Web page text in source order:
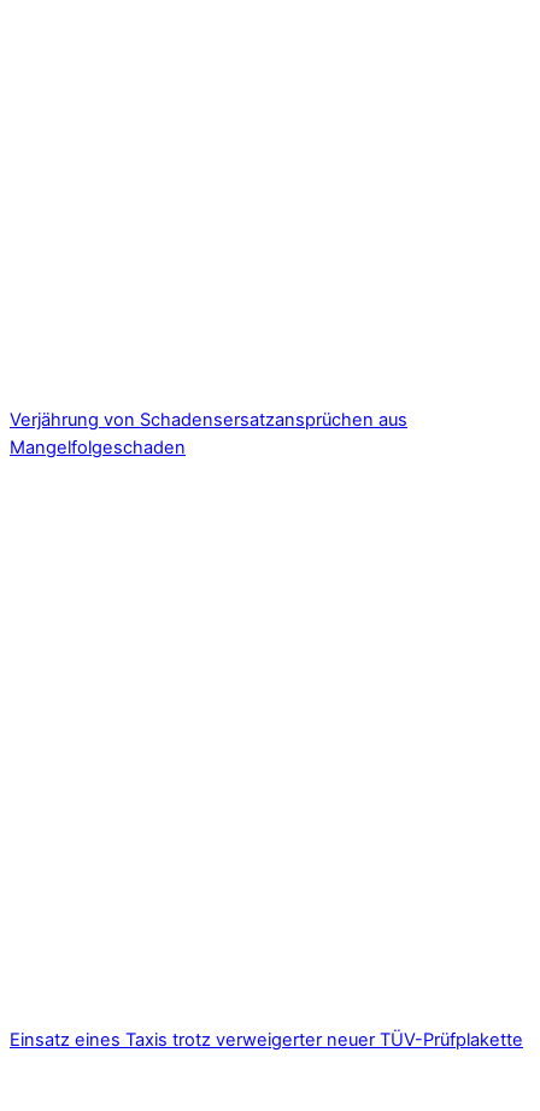
Verjährung von Schadensersatzansprüchen aus
Mangelfolgeschaden
Einsatz eines Taxis trotz verweigerter neuer TÜV-Prüfplakette